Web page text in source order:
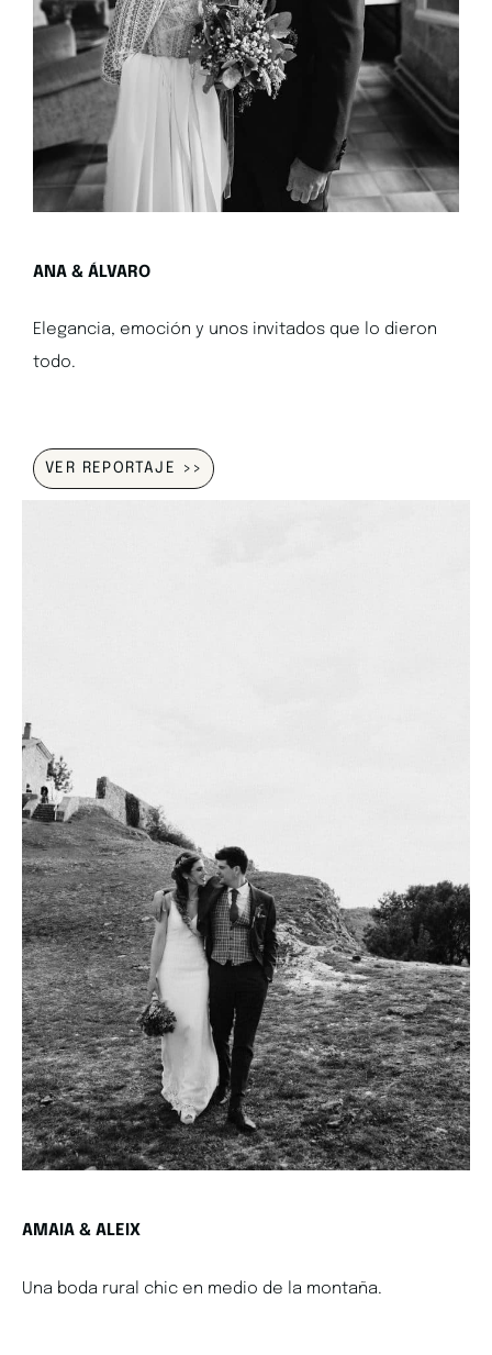
ANA & ÁLVARO
Elegancia, emoción y unos invitados que lo dieron
todo.
VER REPORTAJE >>
AMAIA & ALEIX
Una boda rural chic en medio de la montaña.